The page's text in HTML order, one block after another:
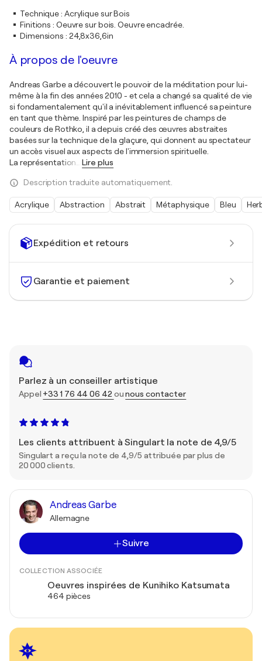
Expédition et retours
Garantie et paiement
Parlez à un conseiller artistique
Appel +33 1 76 44 06 42 ounous contacter
Les clients attribuent à Singulart la note de 4,9/5
Singulart a reçu la note de 4,9/5 attribuée par plus de
20 000 clients.
Andreas Garbe
Allemagne
Suivre
COLLECTION ASSOCIÉE
Oeuvres inspirées de Kunihiko Katsumata
464 pièces
Technique: Acrylique sur Bois
Finitions : Oeuvre sur bois. Oeuvre encadrée.
Dimensions : 24,8x36,6in
À propos de l'oeuvre
Andreas Garbe a découvert le pouvoir de la méditation pour lui-
même à la fin des années 2010 - et cela a changé sa qualité de vie
si fondamentalement qu'il a inévitablement influencé sa peinture
en tant que thème. Inspiré par les peintures de champs de
couleurs de Rothko, il a depuis créé des œuvres abstraites
basées sur la technique de la glaçure, qui donnent au spectateur
un accès visuel aux aspects de l'immersion spirituelle.
La représentation
Lire plus
Description traduite automatiquement.
Acrylique Abstraction Abstrait Métaphysique Bleu